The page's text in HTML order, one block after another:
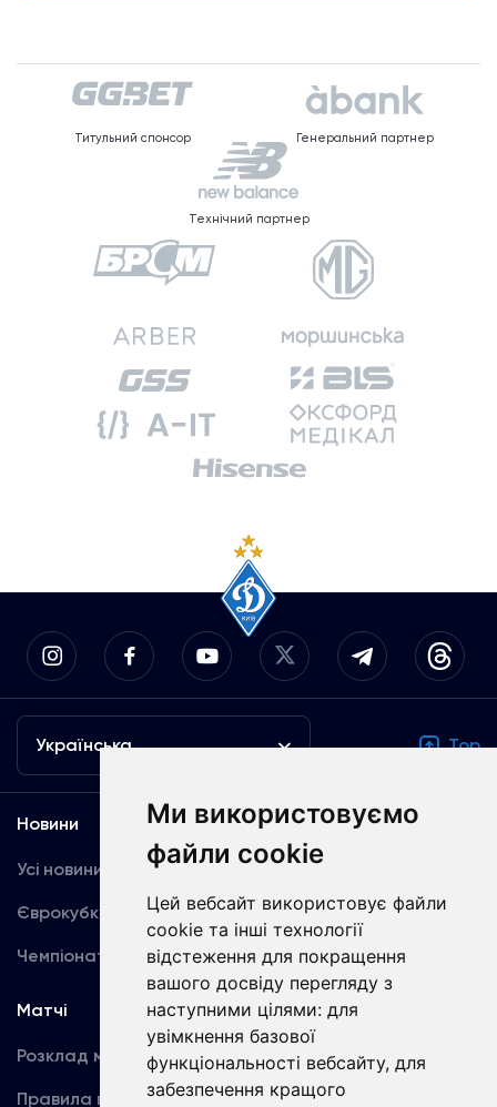
Ми використовуємо
файли cookie
Цей вебсайт використовує файли
cookie та інші технології
відстеження для покращення
вашого досвіду перегляду з
наступними цілями: для
увімкнення базової
функціональності вебсайту, для
забезпечення кращого
Титульний спонсор Генеральний партнер
Технічний партнер
Українська Top
Новини
Усі новини
Єврокубки
Чемпіонат України
Медіа
Динамо TV
Фотогалерея
Акредитація
Матчі
Розклад матчів
Правила поведінки
Команда
Перша команда
U19